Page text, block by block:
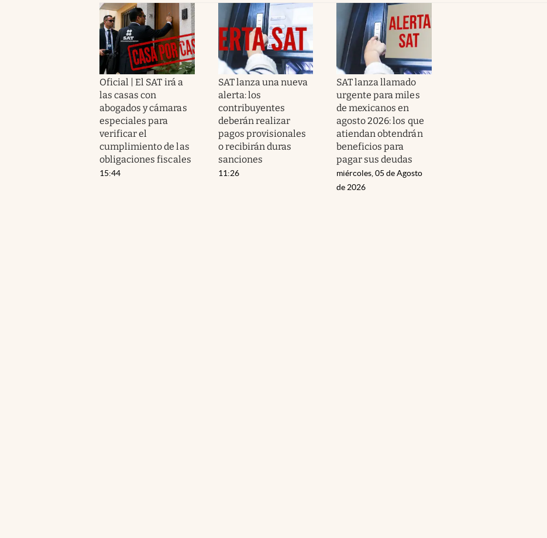
Oficial | El SAT irá a
las casas con
abogados y cámaras
especiales para
verificar el
cumplimiento de las
obligaciones fiscales
15:44
SAT lanza una nueva
alerta: los
contribuyentes
deberán realizar
pagos provisionales
o recibirán duras
sanciones
11:26
SAT lanza llamado
urgente para miles
de mexicanos en
agosto 2026: los que
atiendan obtendrán
beneficios para
pagar sus deudas
miércoles, 05 de Agosto
de 2026